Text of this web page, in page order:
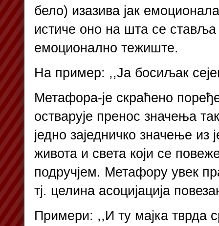
бело) изазива јак
истиче оно на шта се
емоционално тежиште.
На пример: ,,Ја босиљак
Метафора-је скраћено
остварује пренос значења
једно заједничко значење из
живота и света који се
подручјем. Метафору увек
тј. целина асоцијација
Примери: ,,И ту мајка тврда